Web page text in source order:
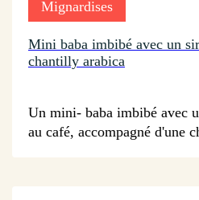
Mignardises
Mini baba imbibé avec un
chantilly arabica
Un mini- baba imbibé avec
au café, accompagné d'une